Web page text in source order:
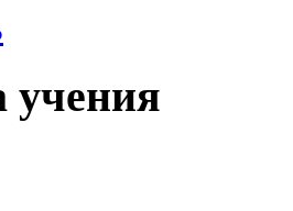
учения